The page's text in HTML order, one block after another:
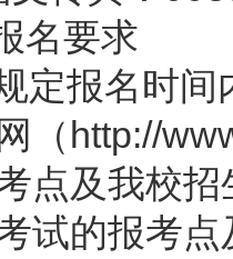
名要求
定报名时
（http://
点及我校
试的报考